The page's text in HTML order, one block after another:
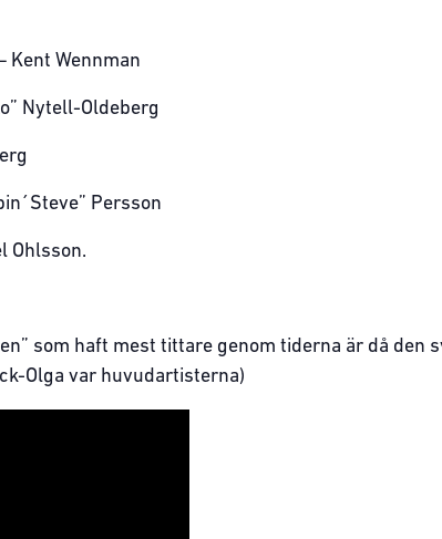
Kent Wennman
Nytell-Oldeberg
Persson
Ohlsson.
som haft mest tittare genom tiderna är då den
Olga var huvudartisterna)